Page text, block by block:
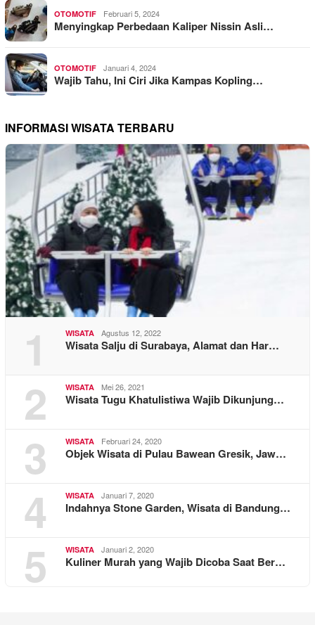
OTOMOTIF Februari 5, 2024
Menyingkap Perbedaan Kaliper Nissin Asli…
OTOMOTIF Januari 4, 2024
Wajib Tahu, Ini Ciri Jika Kampas Kopling…
INFORMASI WISATA TERBARU
1 WISATA Agustus 12, 2022
Wisata Salju di Surabaya, Alamat dan Har…
2 WISATA Mei 26, 2021
Wisata Tugu Khatulistiwa Wajib Dikunjung…
3 WISATA Februari 24, 2020
Objek Wisata di Pulau Bawean Gresik, Jaw…
4 WISATA Januari 7, 2020
Indahnya Stone Garden, Wisata di Bandung…
5 WISATA Januari 2, 2020
Kuliner Murah yang Wajib Dicoba Saat Ber…